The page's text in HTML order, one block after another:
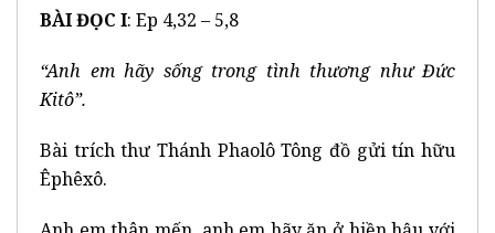
BÀI ĐỌC I: Ep 4,32 – 5,8
“Anh em hãy sống trong tình thương như Đức
Kitô”.
Bài trích thư Thánh Phaolô Tông đồ gửi tín hữu
Êphêxô.